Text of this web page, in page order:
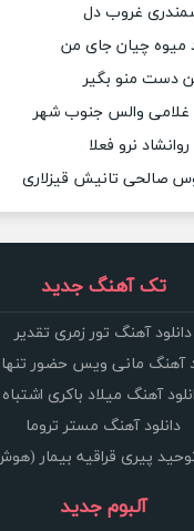
غروب دل
میوه چیان جای من
دست منو بگیر
غلامی والس جنوب شهر
نرو فعلا
صالحی تانیش قیزلاری
تک آهنگ جدید
دانلود آهنگ تور زمری تقدیر
آهنگ مانی ویس حضور
آهنگ میلاد باکری اشتباه
دانلود آهنگ مستر تروما
پیری قراقیه بیمار
آلبوم جدید